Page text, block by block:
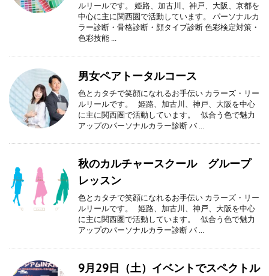
ルリールです。 姫路、加古川、神戸、大阪、京都を
中心に主に関西圏で活動しています。 パーソナルカ
ラー診断・骨格診断・顔タイプ診断 色彩検定対策・
色彩技能 ...
男女ペアトータルコース
色とカタチで笑顔になれるお手伝い カラーズ・リー
ルリールです。 姫路、加古川、神戸、大阪を中心
に主に関西圏で活動しています。 似合う色で魅力
アップのパーソナルカラー診断 バ ...
秋のカルチャースクール グループ
レッスン
色とカタチで笑顔になれるお手伝い カラーズ・リー
ルリールです。 姫路、加古川、神戸、大阪を中心
に主に関西圏で活動しています。 似合う色で魅力
アップのパーソナルカラー診断 バ ...
9月29日（土）イベントでスペクトル